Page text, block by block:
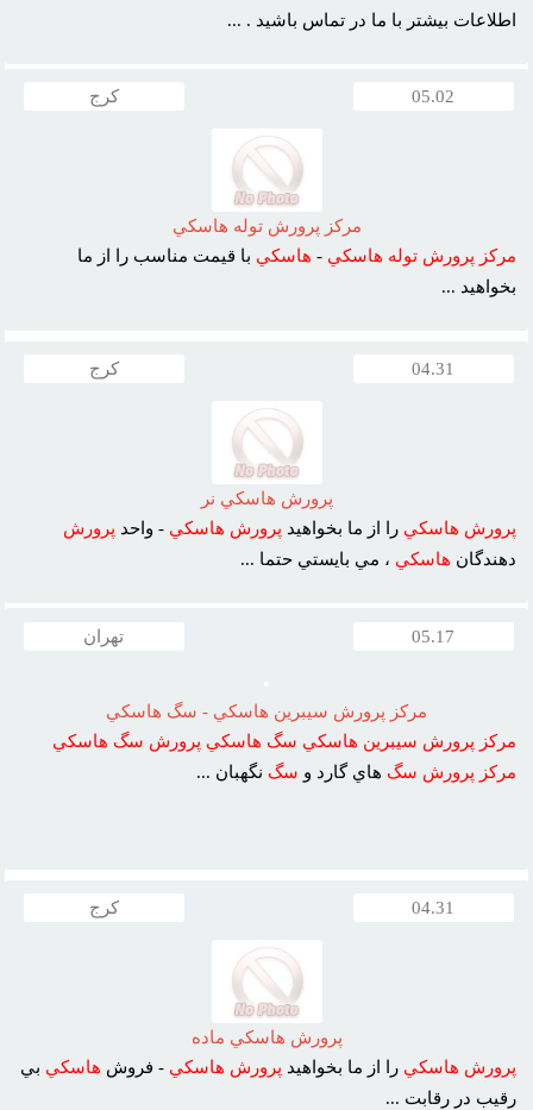
اطلاعات بيشتر با ما در تماس باشيد . ...
05.02 کرج
مرکز پرورش توله هاسکي
مرکز پرورش توله هاسکي - هاسکي با قيمت مناسب را از ما
بخواهيد ...
04.31 کرج
پرورش هاسکي نر
پرورش هاسکي را از ما بخواهيد پرورش هاسکي - واحد پرورش
دهندگان هاسکي ، مي بايستي حتما ...
05.17 تهران
مرکز پرورش سيبرين هاسکي - سگ هاسکي
مرکز پرورش سيبرين هاسکي سگ هاسکي پرورش سگ هاسکي
مرکز پرورش سگ هاي گارد و سگ نگهبان ...
04.31 کرج
پرورش هاسکي ماده
پرورش هاسکي را از ما بخواهيد پرورش هاسکي - فروش هاسکي بي
رقيب در رقابت ...